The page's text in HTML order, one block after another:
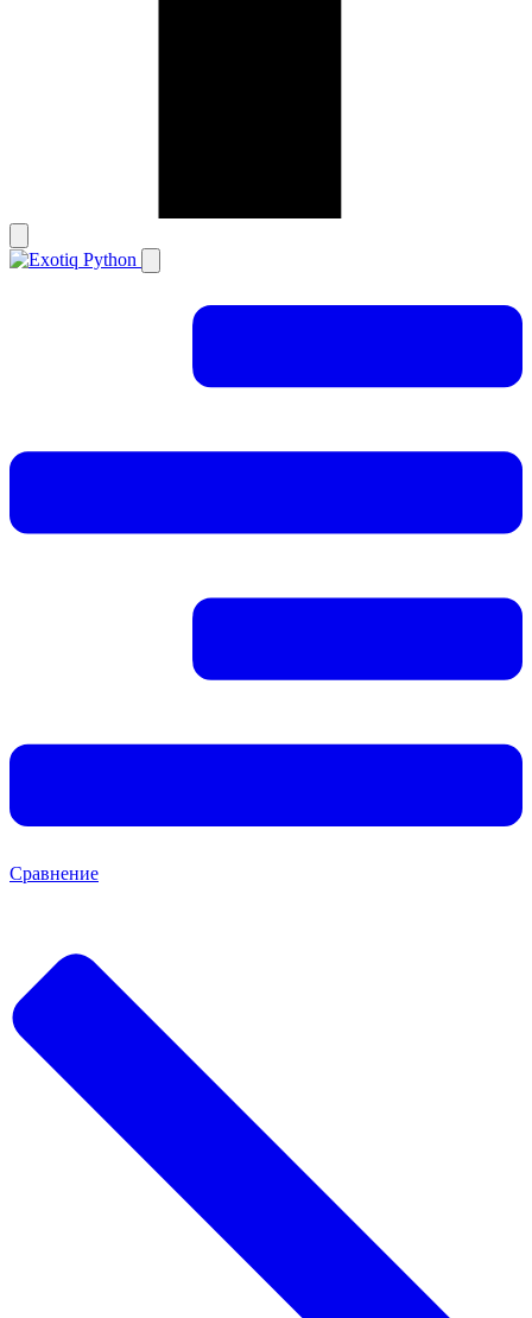
Сравнение